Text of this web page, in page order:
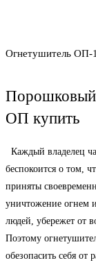
Огнетушитель ОП-
Порошковый
ОП купить
Каждый владелец
беспокоится о том,
приняты
уничтожение огнем
людей, убережет от
Поэтому
обезопасить себя от